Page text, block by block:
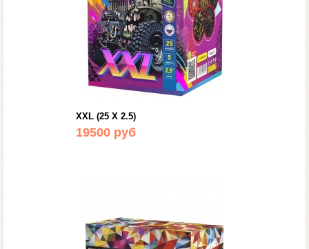
XXL (25 Х 2.5)
19500 руб